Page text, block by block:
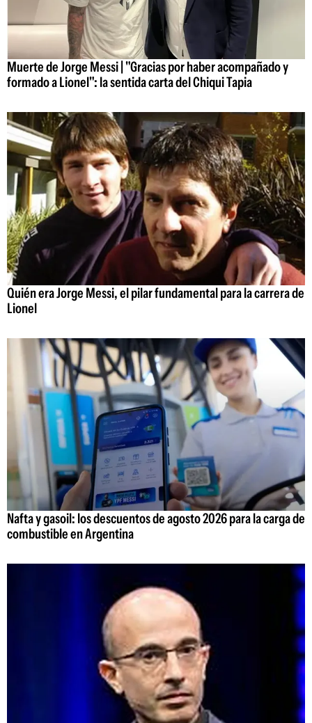
Muerte de Jorge Messi | "Gracias por haber acompañado y
formado a Lionel": la sentida carta del Chiqui Tapia
Quién era Jorge Messi, el pilar fundamental para la carrera de
Lionel
Nafta y gasoil: los descuentos de agosto 2026 para la carga de
combustible en Argentina